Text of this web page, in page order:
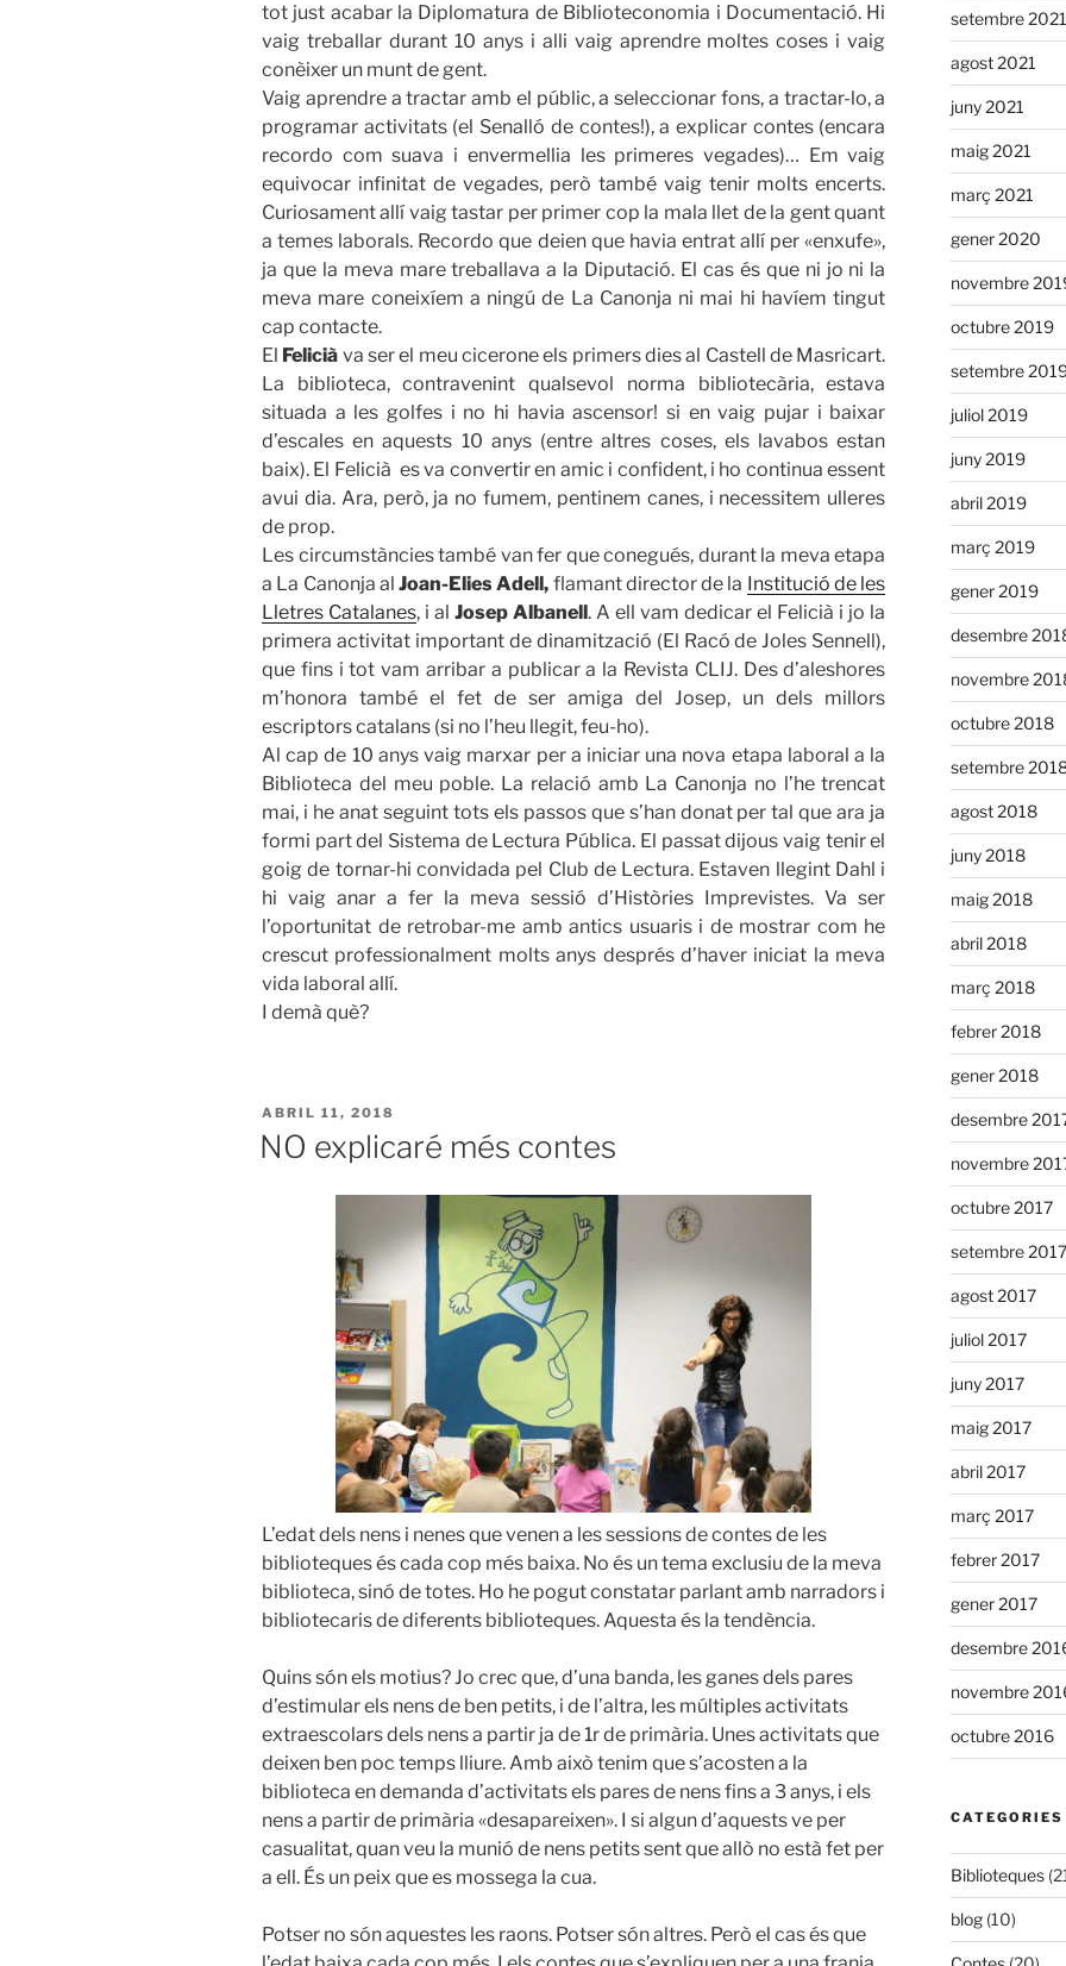
tot just acabar la Diplomatura de Biblioteconomia i Documentació. Hi
vaig treballar durant 10 anys i alli vaig aprendre moltes coses i vaig
conèixer un munt de gent.
Vaig aprendre a tractar amb el públic, a seleccionar fons, a tractar-lo, a
programar activitats (el Senalló de contes!), a explicar contes (encara
recordo com suava i envermellia les primeres vegades)… Em vaig
equivocar infinitat de vegades, però també vaig tenir molts encerts.
Curiosament allí vaig tastar per primer cop la mala llet de la gent quant
a temes laborals. Recordo que deien que havia entrat allí per «enxufe»,
ja que la meva mare treballava a la Diputació. El cas és que ni jo ni la
meva mare coneixíem a ningú de La Canonja ni mai hi havíem tingut
cap contacte.
El Felicià va ser el meu cicerone els primers dies al Castell de Masricart.
La biblioteca, contravenint qualsevol norma bibliotecària, estava
situada a les golfes i no hi havia ascensor! si en vaig pujar i baixar
d’escales en aquests 10 anys (entre altres coses, els lavabos estan
baix). El Felicià es va convertir en amic i confident, i ho continua essent
avui dia. Ara, però, ja no fumem, pentinem canes, i necessitem ulleres
de prop.
Les circumstàncies també van fer que conegués, durant la meva etapa
a La Canonja alJoan-Elies Adell, flamant director de la Institució de les
Lletres Catalanes, i alJosep Albanell. A ell vam dedicar el Felicià i jo la
primera activitat important de dinamització (El Racó de Joles Sennell),
que fins i tot vam arribar a publicar a la Revista CLIJ. Des d’aleshores
m’honora també el fet de ser amiga del Josep, un dels millors
escriptors catalans (si no l’heu llegit, feu-ho).
Al cap de 10 anys vaig marxar per a iniciar una nova etapa laboral a la
Biblioteca del meu poble. La relació amb La Canonja no l’he trencat
mai, i he anat seguint tots els passos que s’han donat per tal que ara ja
formi part del Sistema de Lectura Pública. El passat dijous vaig tenir el
goig de tornar-hi convidada pel Club de Lectura. Estaven llegint Dahl i
hi vaig anar a fer la meva sessió d’Històries Imprevistes. Va ser
l’oportunitat de retrobar-me amb antics usuaris i de mostrar com he
crescut professionalment molts anys després d’haver iniciat la meva
vida laboral allí.
I demà què?
ABRIL 11, 2018
NO explicaré més contes
L’edat dels nens i nenes que venen a les sessions de contes de les
biblioteques és cada cop més baixa. No és un tema exclusiu de la meva
biblioteca, sinó de totes. Ho he pogut constatar parlant amb narradors i
bibliotecaris de diferents biblioteques. Aquesta és la tendència.
Quins són els motius? Jo crec que, d’una banda, les ganes dels pares
d’estimular els nens de ben petits, i de l’altra, les múltiples activitats
extraescolars dels nens a partir ja de 1r de primària. Unes activitats que
deixen ben poc temps lliure. Amb això tenim que s’acosten a la
biblioteca en demanda d’activitats els pares de nens fins a 3 anys, i els
nens a partir de primària «desapareixen». I si algun d’aquests ve per
casualitat, quan veu la munió de nens petits sent que allò no està fet per
a ell. És un peix que es mossega la cua.
Potser no són aquestes les raons. Potser són altres. Però el cas és que
setembre 2021
agost 2021
juny 2021
maig 2021
març 2021
gener 2020
novembre
octubre 2019
setembre
juliol 2019
juny 2019
abril 2019
març 2019
gener 2019
desembre
novembre
octubre 2018
setembre
agost 2018
juny 2018
maig 2018
abril 2018
març 2018
febrer 2018
gener 2018
desembre
novembre
octubre 2017
setembre 2017
agost 2017
juliol 2017
juny 2017
maig 2017
abril 2017
març 2017
febrer 2017
gener 2017
desembre
novembre
octubre 2016
CATEGORIES
Biblioteques
blog(10)